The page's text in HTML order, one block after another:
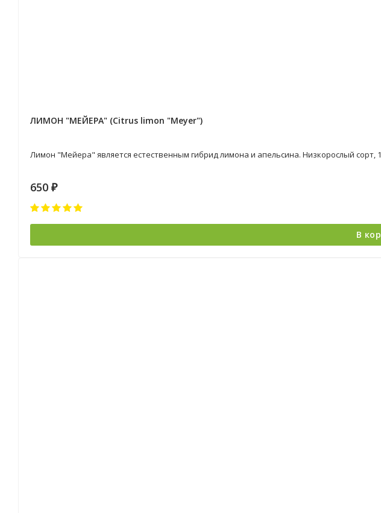
ЛИМОН "МЕЙЕРА" (Citrus limon "Meyer")
Лимон "Мейера" является естественным гибрид лимона и апельсина. Низкорослый
650 ₽
В